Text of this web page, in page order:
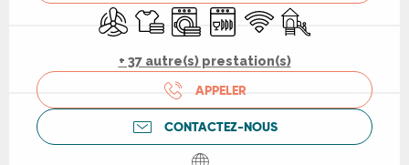
Air conditionné
Draps et linge
Lave lingeLave vaisselle
WiFi Jeux pour enfants
+ 37 autre(s) prestation(s)
APPELER
CONTACTEZ-NOUS